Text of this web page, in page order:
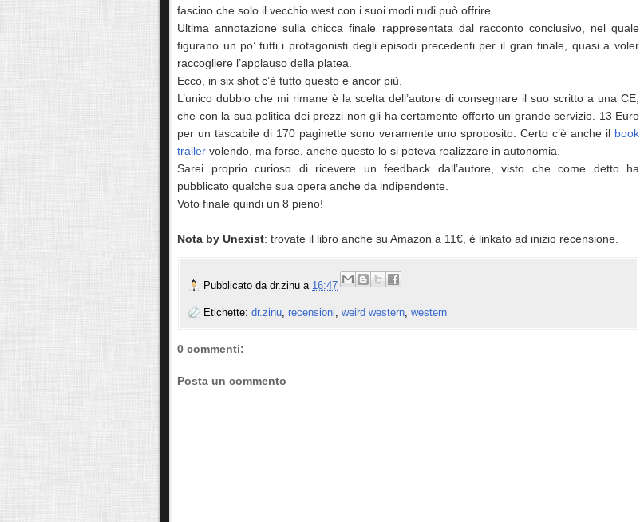
fascino che solo il vecchio west con i suoi modi rudi può offrire.
Ultima annotazione sulla chicca finale rappresentata dal racconto conclusivo, nel quale
figurano un po’ tutti i protagonisti degli episodi precedenti per il gran finale, quasi a voler
raccogliere l’applauso della platea.
Ecco, in six shot c’è tutto questo e ancor più.
L’unico dubbio che mi rimane è la scelta dell’autore di consegnare il suo scritto a una CE,
che con la sua politica dei prezzi non gli ha certamente offerto un grande servizio. 13 Euro
per un tascabile di 170 paginette sono veramente uno sproposito. Certo c’è anche il book
trailer volendo, ma forse, anche questo lo si poteva realizzare in autonomia.
Sarei proprio curioso di ricevere un feedback dall’autore, visto che come detto ha
pubblicato qualche sua opera anche da indipendente.
Voto finale quindi un 8 pieno!
Nota by Unexist: trovate il libro anche su Amazon a 11€, è linkato ad inizio recensione.
Pubblicato da dr.zinu a 16:47
Etichette: dr.zinu recensioni weird western western
0 commenti:
Posta un commento